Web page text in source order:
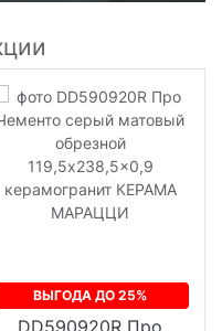
ВЫГОДА ДО 25%